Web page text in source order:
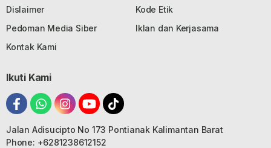
Dislaimer
Kode Etik
Pedoman Media Siber
Iklan dan Kerjasama
Kontak Kami
Ikuti Kami
Jalan Adisucipto No 173 Pontianak Kalimantan Barat
Phone: +6281238612152